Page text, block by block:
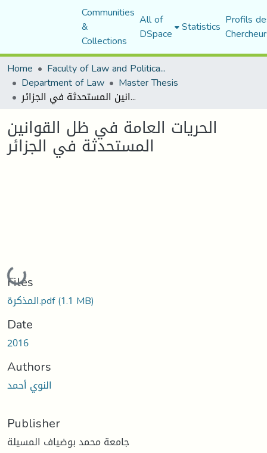
Communities
&
Collections
All of
DSpace Statistics Profils
Home
Faculty of Law and Political Science
Department of Law Master Thesis
الحريات العامة في ظل القوانين المستحدثة في الجزائر
الحريات العامة في ظل القوانين
المستحدثة في الجزائر
Loading...
Files
المذكرة.pdf(1.1 MB)
Date
2016
Authors
النوي أحمد
Publisher
جامعة محمد بوضياف المسيلة